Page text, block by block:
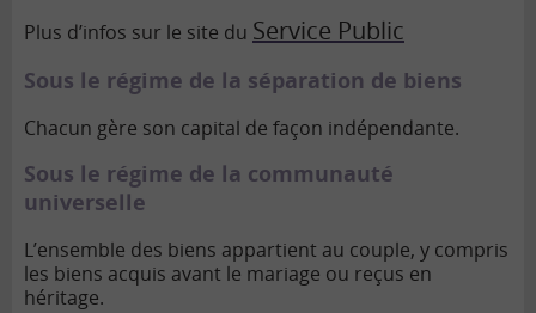
Plus d’infos sur le site du Service Public
Sous le régime de la séparation de biens
Chacun gère son capital de façon indépendante.
Sous le régime de la communauté
universelle
L’ensemble des biens appartient au couple, y compris
les biens acquis avant le mariage ou reçus en
héritage.